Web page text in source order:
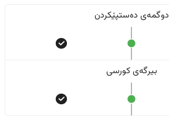
دوگمەی دەستپێکردن
بیرگەی کورسی